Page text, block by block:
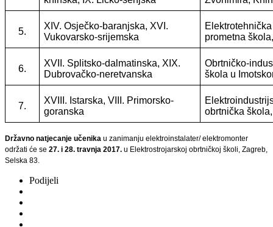
5.
XIV. Osječko-baranjska, XVI.
Vukovarsko-srijemska
prometna
6.
XVII. Splitsko-dalmatinska, XIX.
Dubrovačko-neretvanska
Obrtničko-
škola u
7.
XVIII. Istarska, VIII. Primorsko-
goranska
obrtnička
Državno natjecanje učenika u zanimanju elektroinstalater/ elektromonter
održati će se 27. i 28. travnja 2017. u Elektrostrojarskoj obrtničkoj školi, Zagreb,
Selska 83.
Podijeli